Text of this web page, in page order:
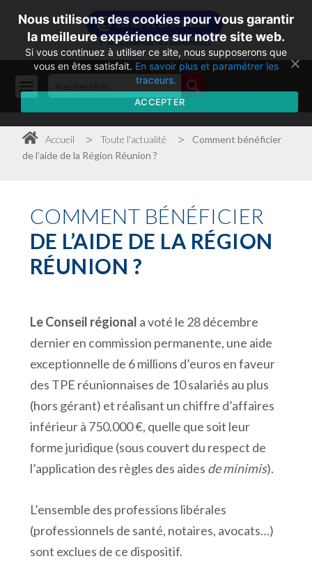
Accueil > Toute l'actualité >
Comment bénéficier
de l’aide de la Région Réunion ?
COMMENT BÉNÉFICIER
DE L’AIDE DE LA RÉGION
RÉUNION ?
Le Conseil régional a voté le 28 décembre
dernier en commission permanente, une aide
exceptionnelle de 6 millions d’euros en faveur
des TPE réunionnaises de 10 salariés au plus
(hors gérant) et réalisant un chiffre d’affaires
inférieur à 750.000 €, quelle que soit leur
forme juridique (sous couvert du respect de
l’application des règles des aides de minimis).
L’ensemble des professions libérales
(professionnels de santé, notaires, avocats…)
sont exclues de ce dispositif.
Nous utilisons des cookies pour vous garantir
la meilleure expérience sur notre site web.
Si vous continuez à utiliser ce site, nous supposerons que
vous en êtes satisfait. En savoir plus et paramétrer les
traceurs.
ACCEPTER